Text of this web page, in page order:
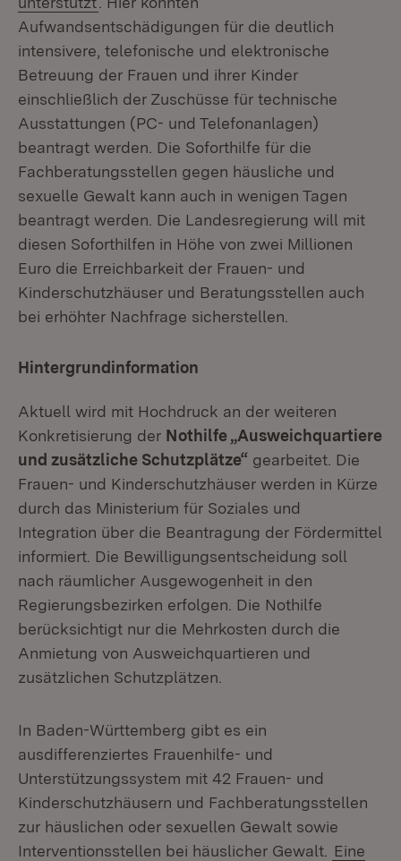
Aufwandsentschädigungen für die deutlich
intensivere, telefonische und elektronische
Betreuung der Frauen und ihrer Kinder
einschließlich der Zuschüsse für technische
Ausstattungen (PC- und Telefonanlagen)
beantragt werden. Die Soforthilfe für die
Fachberatungsstellen gegen häusliche und
sexuelle Gewalt kann auch in wenigen Tagen
beantragt werden. Die Landesregierung will mit
diesen Soforthilfen in Höhe von zwei Millionen
Euro die Erreichbarkeit der Frauen- und
Kinderschutzhäuser und Beratungsstellen auch
bei erhöhter Nachfrage sicherstellen.
Hintergrundinformation
Aktuell wird mit Hochdruck an der weiteren
Konkretisierung der Nothilfe „Ausweichquartiere
und zusätzliche Schutzplätze“ gearbeitet. Die
Frauen- und Kinderschutzhäuser werden in Kürze
durch das Ministerium für Soziales und
Integration über die Beantragung der Fördermittel
informiert. Die Bewilligungsentscheidung soll
nach räumlicher Ausgewogenheit in den
Regierungsbezirken erfolgen. Die Nothilfe
berücksichtigt nur die Mehrkosten durch die
Anmietung von Ausweichquartieren und
zusätzlichen Schutzplätzen.
In Baden-Württemberg gibt es ein
ausdifferenziertes Frauenhilfe- und
Unterstützungssystem mit 42 Frauen- und
Kinderschutzhäusern und Fachberatungsstellen
zur häuslichen oder sexuellen Gewalt sowie
Interventionsstellen bei häuslicher Gewalt. Eine